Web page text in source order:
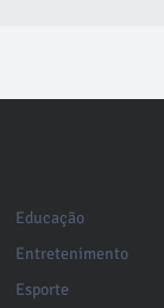
Educação
Entretenimento
Esporte